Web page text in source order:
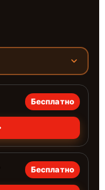
Бесплатно
Бесплатно